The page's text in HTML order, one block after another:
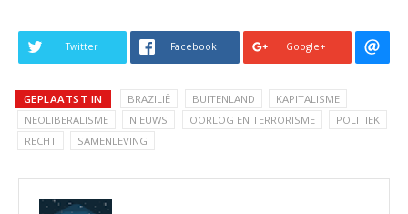
Twitter Facebook Google+
GEPLAATST IN BRAZILIË BUITENLAND
KAPITALISME
NEOLIBERALISME
NIEUWS OORLOG EN TERRORISME
POLITIEK
RECHT
SAMENLEVING